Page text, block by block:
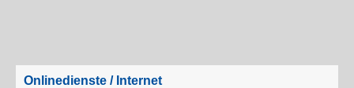
Onlinedienste / Internet